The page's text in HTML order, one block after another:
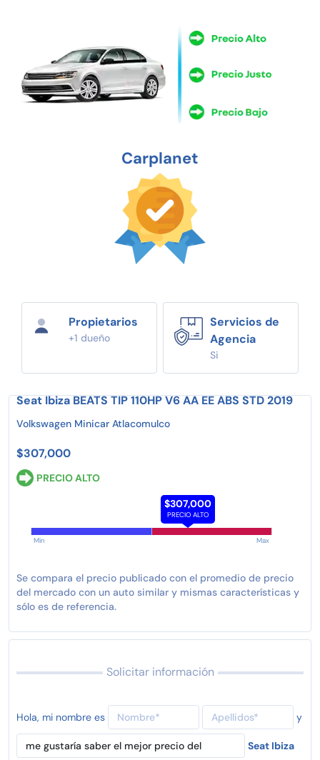
Carplanet
Propietarios
+1 dueño
Servicios de
Agencia
Si
Seat Ibiza BEATS TIP 110HP V6 AA EE ABS STD 2019
Volkswagen Minicar Atlacomulco
$307,000
PRECIO ALTO
$307,000
PRECIO ALTO
Min Max
Se compara el precio publicado con el promedio de precio
del mercado con un auto similar y mismas características y
sólo es de referencia.
Solicitar información
Hola, mi nombre es y
Seat Ibiza